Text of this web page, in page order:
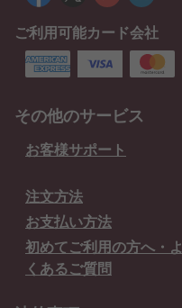
ご利用可能カード会社
その他のサービス
お客様サポート
注文方法
お支払い方法
初めてご利用の方へ・よ
くあるご質問